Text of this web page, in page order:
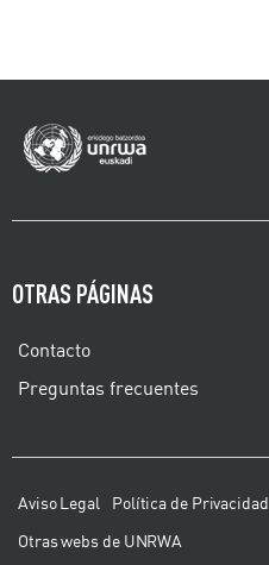
OTRAS PÁGINAS
Contacto
Preguntas frecuentes
Aviso Legal Política de Privacidad
Otras webs de UNRWA